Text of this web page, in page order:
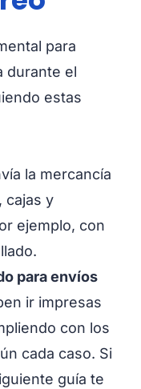
para
durante el
estas
la mercancía
cajas y
ejemplo, con
para envíos
ir impresas
con los
cada caso. Si
guía te